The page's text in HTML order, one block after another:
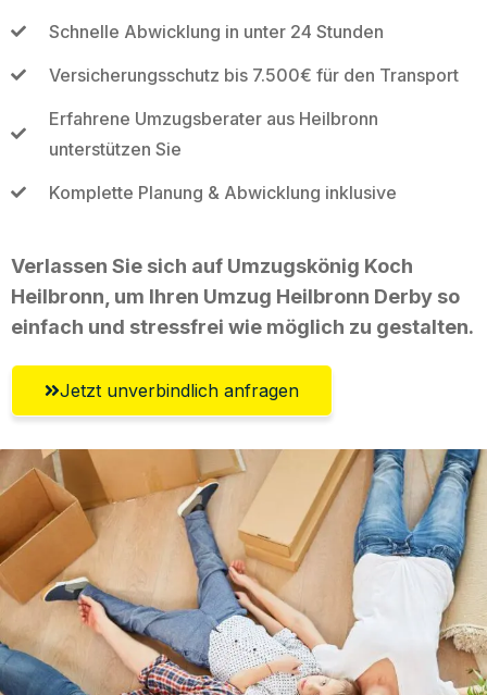
Schnelle Abwicklung in unter 24 Stunden
Versicherungsschutz bis 7.500€ für den Transport
Erfahrene Umzugsberater aus Heilbronn
unterstützen Sie
Komplette Planung & Abwicklung inklusive
Verlassen Sie sich auf Umzugskönig Koch
Heilbronn, um Ihren Umzug Heilbronn Derby so
einfach und stressfrei wie möglich zu gestalten.
Jetzt unverbindlich anfragen